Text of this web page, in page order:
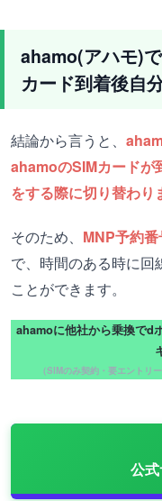
ahamo(アハモ)
カード到着後自
結論から言うと、
ahamoのSIMカードが
をする際に切り替わり
そのため、 MNP予約
で、時間のある時に回
ことができます。
ahamoに他社から乗換でd
（SIMのみ契約・要エントリ
公